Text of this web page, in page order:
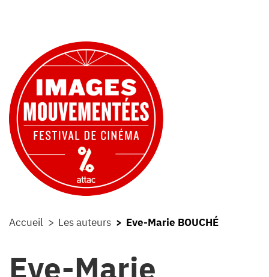
Accueil Les auteurs Eve-Marie BOUCHÉ
Eve-Marie